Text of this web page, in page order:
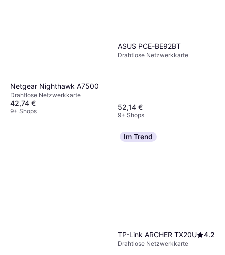
Netgear Nighthawk A7500
Drahtlose Netzwerkkarte
42,74 €
9+ Shops
ASUS PCE-BE92BT
Drahtlose Netzwerkkarte
52,14 €
9+ Shops
Im Trend
TP-Link ARCHER TX20U 4.2
Drahtlose Netzwerkkarte